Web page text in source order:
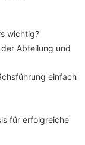
wichtig?
Abteilung und
einfach
für erfolgreiche